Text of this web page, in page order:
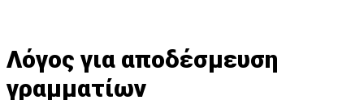
Λόγος για αποδέσμευση
γραμματίων